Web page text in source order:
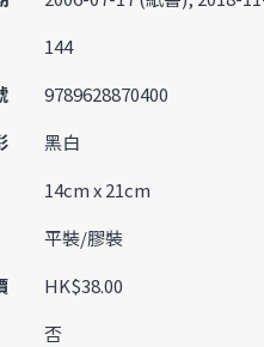
144
9789628870400
黑白
14cm x 21cm
平裝/膠裝
HK$38.00
否